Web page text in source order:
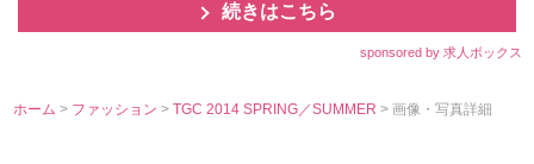
続きはこちら
sponsored by 求人ボックス
ホーム > ファッション>TGC 2014 SPRING／SUMMER> 画像・写真詳細